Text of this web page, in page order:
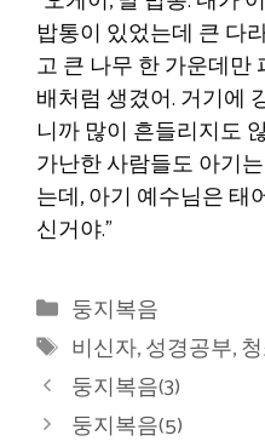
밥통이 있었는데 큰 다
고 큰 나무 한 가운데만
배처럼 생겼어. 거기에
니까 많이 흔들리지도
가난한 사람들도 아기
는데, 아기 예수님은 태
신거야.”
카
테
고
리
둥지복음
태
그
비신자,성경공부,
둥지복음(3)
둥지복음(5)